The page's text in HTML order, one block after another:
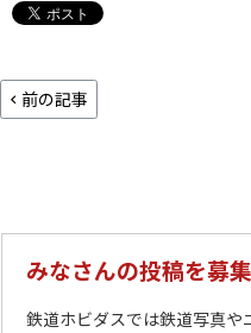
前の記事
みなさんの投稿を募
鉄道ホビダスでは鉄道写真や